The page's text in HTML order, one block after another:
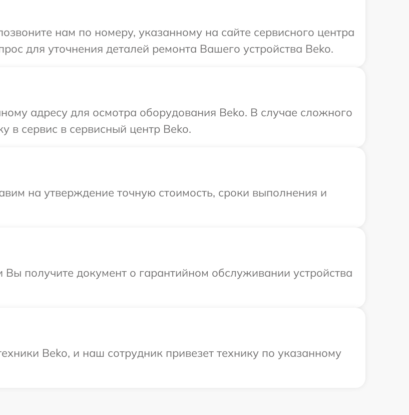
нам по номеру, указанному на сайте сервисного центра
для уточнения деталей ремонта Вашего устройства Beko.
адресу для осмотра оборудования Beko. В случае сложного
в сервис в сервисный центр Beko.
на утверждение точную стоимость, сроки выполнения и
получите документ о гарантийном обслуживании устройства
Beko, и наш сотрудник привезет технику по указанному